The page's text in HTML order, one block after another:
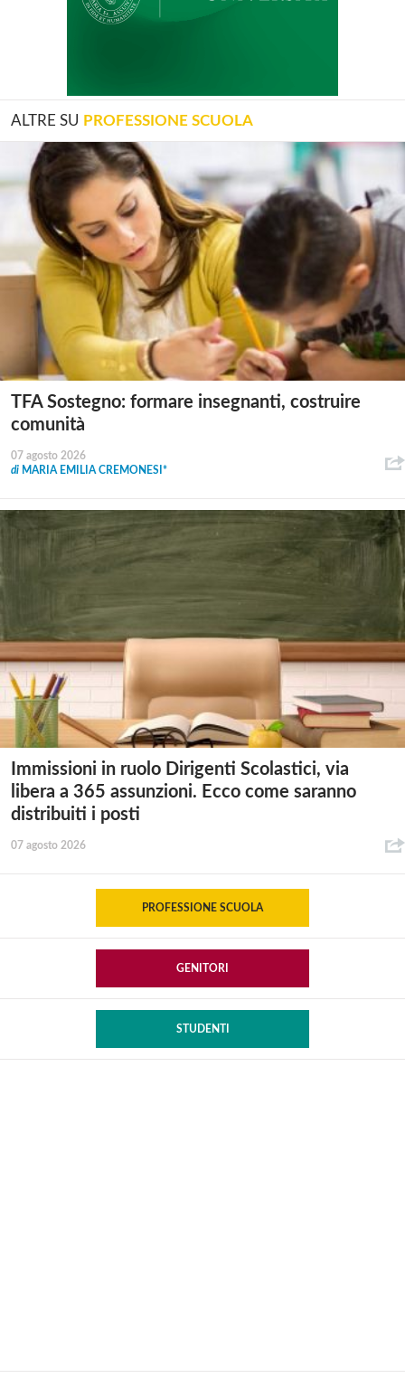
ALTRE SU PROFESSIONE SCUOLA
TFA Sostegno: formare insegnanti, costruire
comunità
07 agosto 2026
di MARIA EMILIA CREMONESI*
Immissioni in ruolo Dirigenti Scolastici, via
libera a 365 assunzioni. Ecco come saranno
distribuiti i posti
07 agosto 2026
PROFESSIONE SCUOLA
GENITORI
STUDENTI